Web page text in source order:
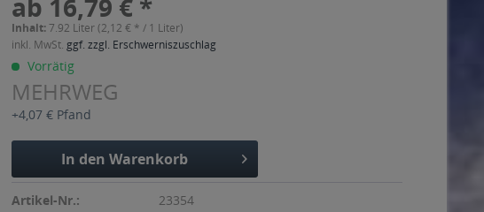
ab 16,79 € *
Inhalt:7.92 Liter (2,12 € * / 1 Liter)
inkl. MwSt. ggf. zzgl. Erschwerniszuschlag
Vorrätig
MEHRWEG
+4,07 € Pfand
In den Warenkorb
Artikel-Nr.:
23354